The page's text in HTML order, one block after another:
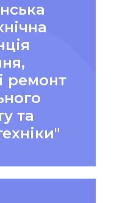
ремонт
та